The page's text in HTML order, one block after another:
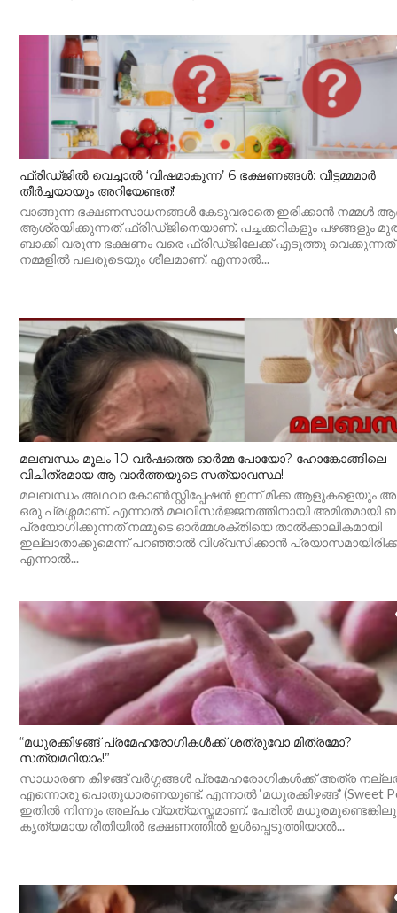
ഫ്രിഡ്ജിൽ വെച്ചാൽ ‘വിഷമാകുന്ന’ 6 ഭക്ഷണങ്ങൾ: വീട്ടമ്മമാർ
തീർച്ചയായും അറിയേണ്ടത്!
വാങ്ങുന്ന ഭക്ഷണസാധനങ്ങൾ കേടുവരാതെ ഇരിക്കാൻ നമ്മൾ
ആശ്രയിക്കുന്നത് ഫ്രിഡ്ജിനെയാണ്. പച്ചക്കറികളും പഴങ്ങളും
ബാക്കി വരുന്ന ഭക്ഷണം വരെ ഫ്രിഡ്ജിലേക്ക് എടുത്തു വെക്കുന്നത്
നമ്മളിൽ പലരുടെയും ശീലമാണ്. എന്നാൽ...
മലബന്ധം മൂലം 10 വർഷത്തെ ഓർമ്മ പോയോ? ഹോങ്കോങ്ങിലെ
വിചിത്രമായ ആ വാർത്തയുടെ സത്യാവസ്ഥ!
മലബന്ധം അഥവാ കോൺസ്റ്റിപ്പേഷൻ ഇന്ന് മിക്ക ആളുകളെയും
ഒരു പ്രശ്നമാണ്. എന്നാൽ മലവിസർജ്ജനത്തിനായി അമിതമായി
പ്രയോഗിക്കുന്നത് നമ്മുടെ ഓർമ്മശക്തിയെ താൽക്കാലികമായി
ഇല്ലാതാക്കുമെന്ന് പറഞ്ഞാൽ വിശ്വസിക്കാൻ
എന്നാൽ...
“മധുരക്കിഴങ്ങ് പ്രമേഹരോഗികൾക്ക് ശത്രുവോ മിത്രമോ?
സത്യമറിയാം!”
സാധാരണ കിഴങ്ങ് വർഗ്ഗങ്ങൾ പ്രമേഹരോഗികൾക്ക് അത്ര
എന്നൊരു പൊതുധാരണയുണ്ട്. എന്നാൽ ‘മധുരക്കിഴങ്ങ്’ (Sweet
ഇതിൽ നിന്നും അല്പം വ്യത്യസ്തമാണ്. പേരിൽ
കൃത്യമായ രീതിയിൽ ഭക്ഷണത്തിൽ ഉൾപ്പെടുത്തിയാൽ...